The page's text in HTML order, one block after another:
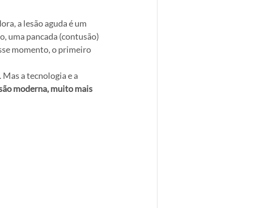
a lesão aguda é um
uma pancada (contusão)
momento, o primeiro
a tecnologia e a
moderna, muito mais